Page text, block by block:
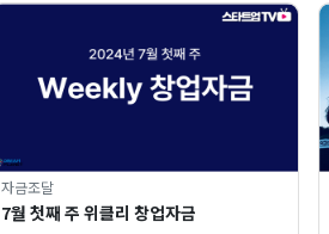
자금조달
7월 첫째 주 위클리 창업자금